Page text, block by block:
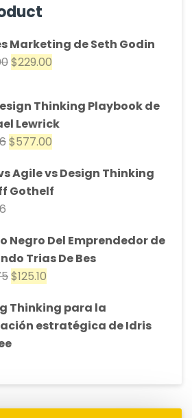
Marketing de Seth Godin
$229.00
Thinking Playbook de
Lewrick
$577.00
Agile vs Design Thinking
Gothelf
Negro Del Emprendedor de
Trias De Bes
$125.10
Thinking para la
estratégica de Idris